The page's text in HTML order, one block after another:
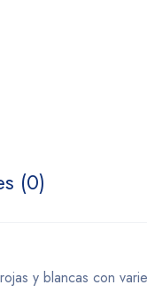
(0)
y blancas con